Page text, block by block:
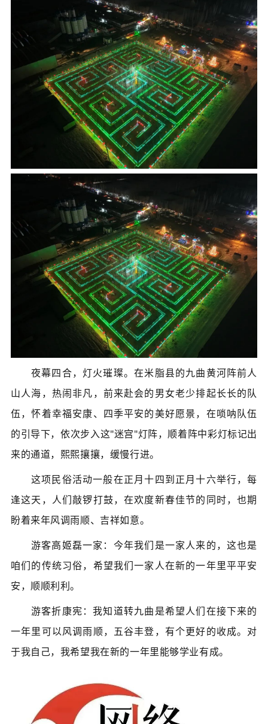
夜幕四合，灯火璀璨。在米脂县的九曲黄河阵前人
山人海，热闹非凡，前来赴会的男女老少排起长长的队
伍，怀着幸福安康、四季平安的美好愿景，在唢呐队伍
的引导下，依次步入这"迷宫"灯阵，顺着阵中彩灯标记出
来的通道，熙熙攘攘，缓慢行进。
这项民俗活动一般在正月十四到正月十六举行，每
逢这天，人们敲锣打鼓，在欢度新春佳节的同时，也期
盼着来年风调雨顺、吉祥如意。
游客高姬磊一家：今年我们是一家人来的，这也是
咱们的传统习俗，希望我们一家人在新的一年里平平安
安，顺顺利利。
游客折康宪：我知道转九曲是希望人们在接下来的
一年里可以风调雨顺，五谷丰登，有个更好的收成。对
于我自己，我希望我在新的一年里能够学业有成。